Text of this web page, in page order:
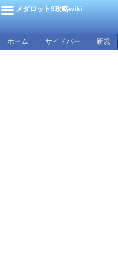
メダロット9攻略wiki
ホーム サイドバー 新規